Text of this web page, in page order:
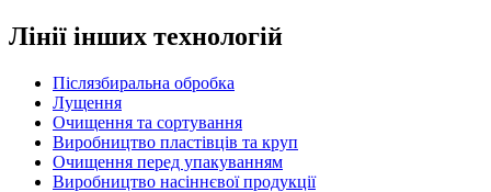
Лінії інших технологій
Післязбиральна обробка
Лущення
Очищення та сортування
Виробництво пластівців та круп
Очищення перед упакуванням
Виробництво насіннєвої продукції